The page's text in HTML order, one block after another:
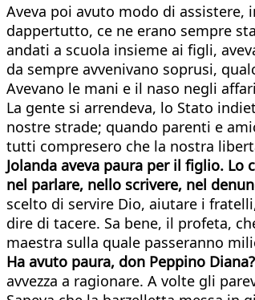
Aveva poi avuto modo di assistere,
dappertutto, ce ne erano sempre
andati a scuola insieme ai figli,
da sempre avvenivano soprusi,
Avevano le mani e il naso negli
La gente si arrendeva, lo Stato
nostre strade; quando parenti e
tutti compresero che la nostra
Jolanda aveva paura per il figlio. Lo
nel parlare, nello scrivere, nel
scelto di servire Dio, aiutare i
dire di tacere. Sa bene, il profeta,
maestra sulla quale passeranno
Ha avuto paura, don Peppino Diana?
avvezza a ragionare. A volte gli